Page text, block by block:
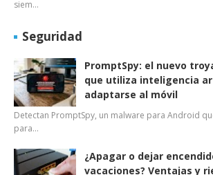
siem…
Seguridad
PromptSpy: el nuevo
que utiliza inteligencia
adaptarse al móvil
Detectan PromptSpy, un malware para Android
para…
¿Apagar o dejar
vacaciones? Ventajas y